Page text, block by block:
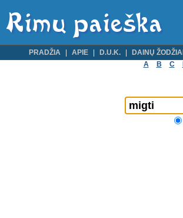
PRADŽIA APIE D.U.K. DAINŲ ŽODŽIAI
A
B C